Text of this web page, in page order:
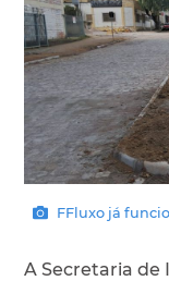
FFluxo já
A Secretaria